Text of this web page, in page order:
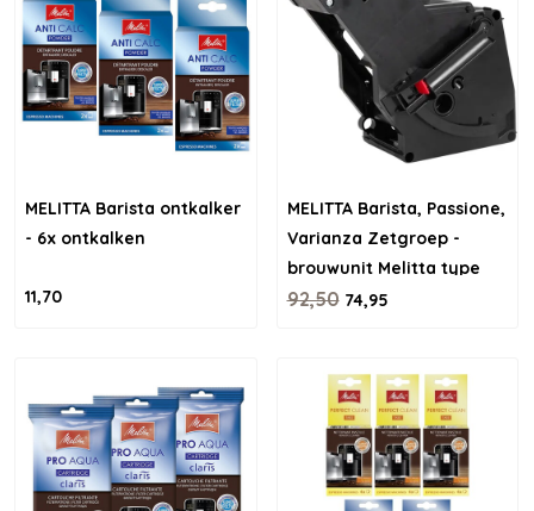
MELITTA Barista ontkalker
- 6x ontkalken
11,70
MELITTA Barista, Passione,
Varianza Zetgroep -
brouwunit Melitta type
6785621
92,5074,95